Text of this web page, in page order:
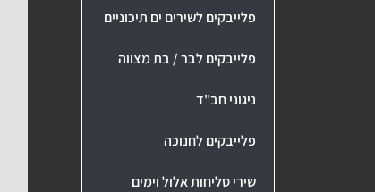
פלייבקים לשירים ים תיכוניים
פלייבקים לבר / בת מצווה
ניגוני חב"ד
פלייבקים לחנוכה
שירי סליחות אלול וימים